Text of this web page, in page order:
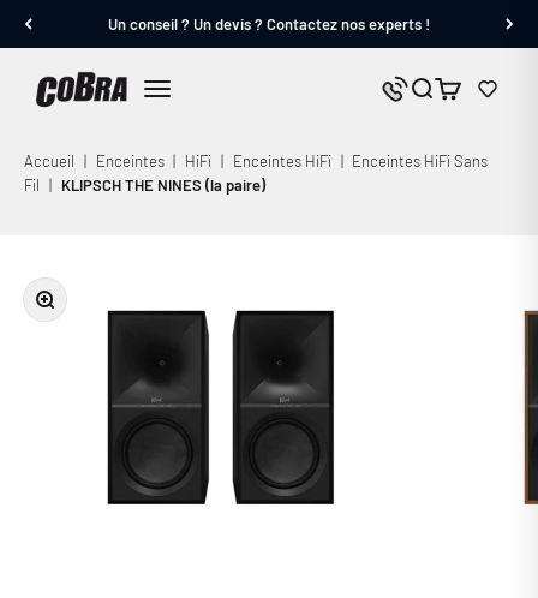
Un conseil ? Un devis ? Contactez nos experts !
Cobra.fr
Nous contacter
Panier
Accueil | Enceintes | HiFi | Enceintes HiFi | Enceintes HiFi Sans
Fil | KLIPSCH THE NINES (la paire)
Zoomer sur l'image